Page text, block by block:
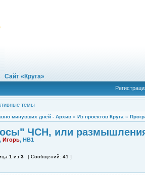
Сайт «Круга»
темы
минувших дней - Архив » Из проектов Круга »
ЧСН, или
, Игорь, НВ1
1 из 3 [ Сообщений: 41 ]